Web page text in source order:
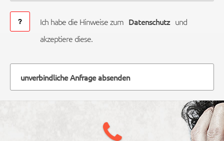
Ich habe die Hinweise zum Datenschutz und
akzeptiere diese.
unverbindliche Anfrage absenden